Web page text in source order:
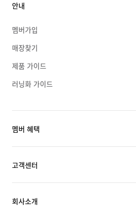
안내
멤버가입
매장찾기
제품 가이드
러닝화 가이드
멤버 혜택
고객센터
회사소개